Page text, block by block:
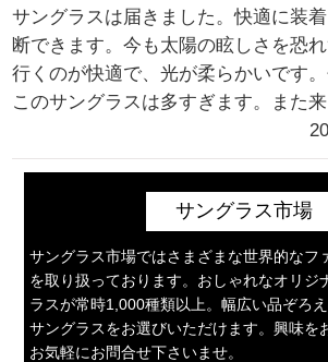
サングラスは届きました。快適に装
断できます。今も太陽の眩しさを恐
行くのが快適で、光が柔らかいです。
このサングラスは多すぎます。また来
サングラス市場
サングラス市場ではさまざまな世界的なフ
を取り扱っております。おしゃれなオリジ
ラスが常時1,000種類以上。幅広い品ぞろ
サングラスをお選びいただけます。興味を
お気軽にお問合せ下さいませ。